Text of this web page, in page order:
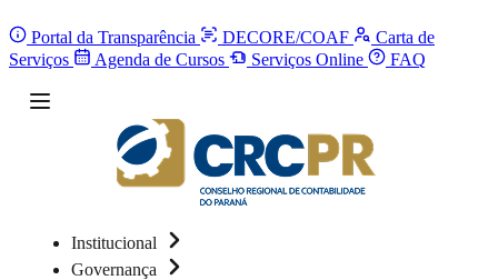
Portal da Transparência DECORE/COAF
Carta de
Serviços
Agenda de Cursos Serviços Online FAQ
Institucional
Governança